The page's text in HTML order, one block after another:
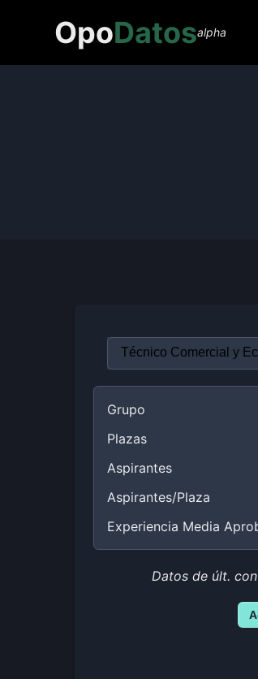
OpoDatosalpha
Grupo
Plazas
Aspirantes
Aspirantes/Plaza
Experiencia Media
Datos de últ.